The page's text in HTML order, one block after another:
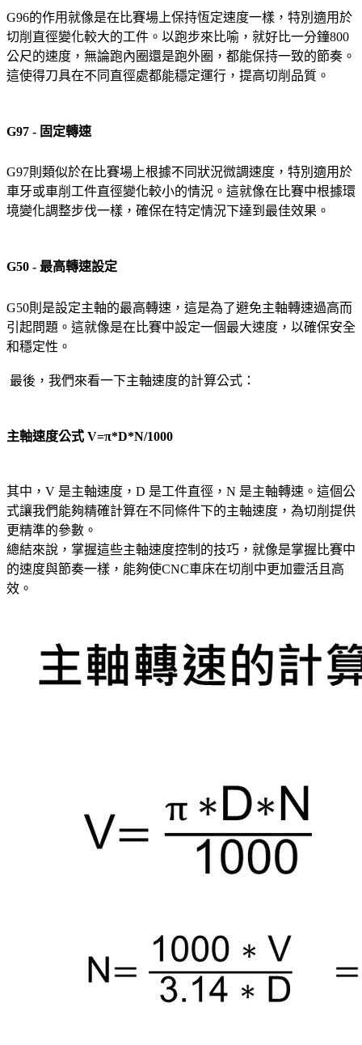
G96的作用就像是在比賽場上保持恆定速度一樣，特別適用於
切削直徑變化較大的工件。以跑步來比喻，就好比一分鐘800
公尺的速度，無論跑內圈還是跑外圈，都能保持一致的節奏。
這使得刀具在不同直徑處都能穩定運行，提高切削品質。
G97 - 固定轉速
G97則類似於在比賽場上根據不同狀況微調速度，特別適用於
車牙或車削工件直徑變化較小的情況。這就像在比賽中根據環
境變化調整步伐一樣，確保在特定情況下達到最佳效果。
G50 - 最高轉速設定
G50則是設定主軸的最高轉速，這是為了避免主軸轉速過高而
引起問題。這就像是在比賽中設定一個最大速度，以確保安全
和穩定性。
最後，我們來看一下主軸速度的計算公式：
主軸速度公式 V=π*D*N/1000
其中，V 是主軸速度，D 是工件直徑，N 是主軸轉速。這個公
式讓我們能夠精確計算在不同條件下的主軸速度，為切削提供
更精準的參數。
總結來說，掌握這些主軸速度控制的技巧，就像是掌握比賽中
的速度與節奏一樣，能夠使CNC車床在切削中更加靈活且高
效。